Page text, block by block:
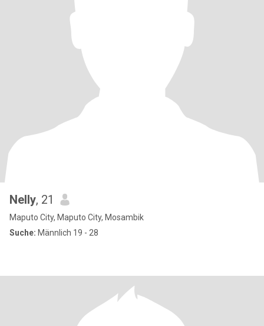
Nelly, 21
Maputo City, Maputo City, Mosambik
Suche: Männlich 19 - 28